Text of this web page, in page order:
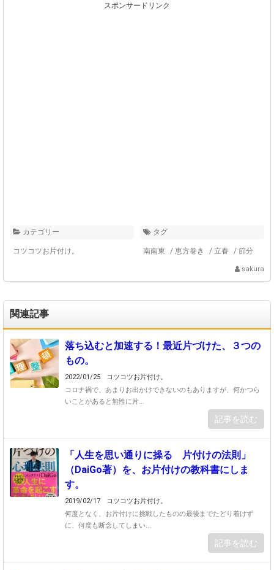
スポンサードリンク
カテゴリー
コツコツお片付け。
タグ
南南東 / 恵方巻き / 立春 / 節分
sakura
関連記事
落ち込むと加速する！最近片づけた、３つの
もの。
2022/01/25
コツコツお片付け。
コロナ禍で、あまりお出かけできないのもありますが、何かつら
いことがあると無性に片...
記事を読む
「人生を思い通りに操る 片付けの法則」
（DaiGo著）を、お片付けの教科書にしま
す。
2019/02/17
コツコツお片付け。
何度となく、お片付けに挑戦したものの最後までたどり着けず
に、何度も断念してしまい...
記事を読む